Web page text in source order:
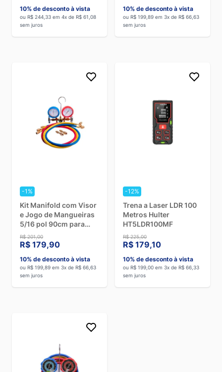
10% de desconto à vista
ou R$ 244,33 em 4x de R$ 61,08
sem juros
10% de desconto à vista
ou R$ 199,89 em 3x de R$ 66,63
sem juros
-1%
Kit Manifold com Visor
e Jogo de Mangueiras
5/16 pol 90cm para
R410/R22/134/404
Hulter HT5536HF
R$ 201,00
R$ 179,90
10% de desconto à vista
ou R$ 199,89 em 3x de R$ 66,63
sem juros
-12%
Trena a Laser LDR 100
Metros Hulter
HT5LDR100MF
R$ 225,00
R$ 179,10
10% de desconto à vista
ou R$ 199,00 em 3x de R$ 66,33
sem juros